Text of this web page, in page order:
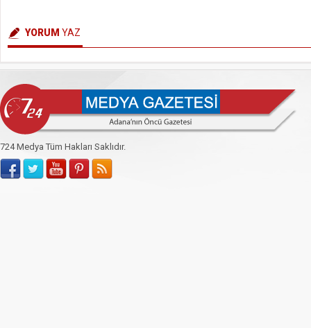
YORUM YAZ
724 Medya Tüm Hakları Saklıdır.